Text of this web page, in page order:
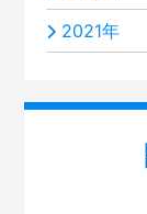
2021年